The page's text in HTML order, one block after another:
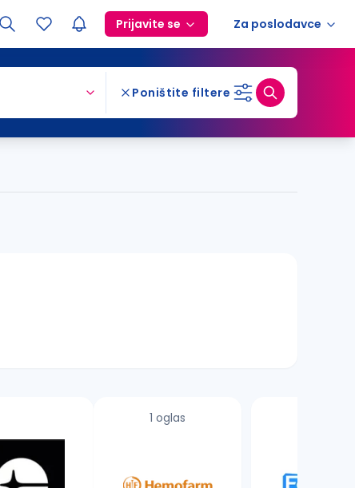
Prijavite se Za poslodavce
Poništite filtere
1 oglas